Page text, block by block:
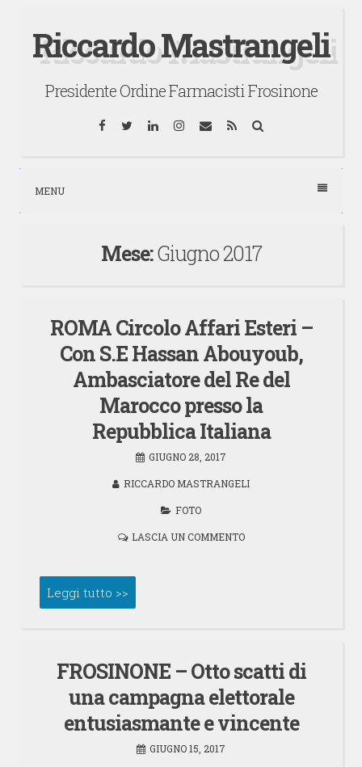
contenuto
Riccardo Mastrangeli
Presidente Ordine Farmacisti Frosinone
Facebook
TwitterLinkedInInstagram
EmailRSS
MENU
Mese:Giugno 2017
ROMA Circolo Affari Esteri –
Con S.E Hassan Abouyoub,
Ambasciatore del Re del
Marocco presso la
Repubblica Italiana
GIUGNO 28, 2017
RICCARDO MASTRANGELI
FOTO
LASCIA UN COMMENTO
Leggi tutto >>
FROSINONE – Otto scatti di
una campagna elettorale
entusiasmante e vincente
GIUGNO 15, 2017